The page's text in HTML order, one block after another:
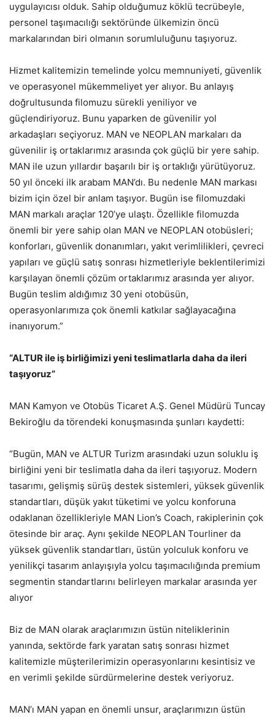
uygulayıcısı olduk. Sahip olduğumuz köklü tecrübeyle,
personel taşımacılığı sektöründe ülkemizin öncü
markalarından biri olmanın sorumluluğunu taşıyoruz.
Hizmet kalitemizin temelinde yolcu memnuniyeti, güvenlik
ve operasyonel mükemmeliyet yer alıyor. Bu anlayış
doğrultusunda filomuzu sürekli yeniliyor ve
güçlendiriyoruz. Bunu yaparken de güvenilir yol
arkadaşları seçiyoruz. MAN ve NEOPLAN markaları da
güvenilir iş ortaklarımız arasında çok güçlü bir yere sahip.
MAN ile uzun yıllardır başarılı bir iş ortaklığı yürütüyoruz.
50 yıl önceki ilk arabam MAN’dı. Bu nedenle MAN markası
bizim için özel bir anlam taşıyor. Bugün ise filomuzdaki
MAN markalı araçlar 120’ye ulaştı. Özellikle filomuzda
önemli bir yere sahip olan MAN ve NEOPLAN otobüsleri;
konforları, güvenlik donanımları, yakıt verimlilikleri, çevreci
yapıları ve güçlü satış sonrası hizmetleriyle beklentilerimizi
karşılayan önemli çözüm ortaklarımız arasında yer alıyor.
Bugün teslim aldığımız 30 yeni otobüsün,
operasyonlarımıza çok önemli katkılar sağlayacağına
inanıyorum.”
“ALTUR ile iş birliğimizi yeni teslimatlarla daha da ileri
taşıyoruz”
MAN Kamyon ve Otobüs Ticaret A.Ş. Genel Müdürü Tuncay
Bekiroğlu da törendeki konuşmasında şunları kaydetti:
“Bugün, MAN ve ALTUR Turizm arasındaki uzun soluklu iş
birliğini yeni bir teslimatla daha da ileri taşıyoruz. Modern
tasarımı, gelişmiş sürüş destek sistemleri, yüksek güvenlik
standartları, düşük yakıt tüketimi ve yolcu konforuna
odaklanan özellikleriyle MAN Lion’s Coach, rakiplerinin çok
ötesinde bir araç. Aynı şekilde NEOPLAN Tourliner da
yüksek güvenlik standartları, üstün yolculuk konforu ve
yenilikçi tasarım anlayışıyla yolcu taşımacılığında premium
segmentin standartlarını belirleyen markalar arasında yer
alıyor
Biz de MAN olarak araçlarımızın üstün niteliklerinin
yanında, sektörde fark yaratan satış sonrası hizmet
kalitemizle müşterilerimizin operasyonlarını kesintisiz ve
en verimli şekilde sürdürmelerine destek veriyoruz.
MAN’ı MAN yapan en önemli unsur, araçlarımızın üstün